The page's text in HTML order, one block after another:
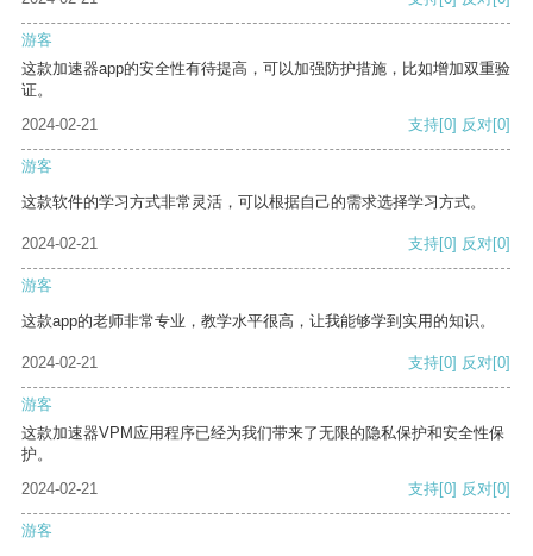
游客
这款加速器app的安全性有待提高，可以加强防护措施，比如增加双重验
证。
2024-02-21
支持[0] 反对[0]
游客
这款软件的学习方式非常灵活，可以根据自己的需求选择学习方式。
2024-02-21 支持[0] 反对[0]
游客
这款app的老师非常专业，教学水平很高，让我能够学到实用的知识。
2024-02-21 支持[0] 反对[0]
游客
这款加速器VPM应用程序已经为我们带来了无限的隐私保护和安全性保
护。
2024-02-21
支持[0] 反对[0]
游客